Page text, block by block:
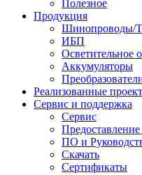
Полезное
Продукция
Шинопроводы/
ИБП
Осветительное
Аккумуляторы
Реализованные
Сервис и поддержка
Сервис
Предоставление
ПО и
Скачать
Сертификаты